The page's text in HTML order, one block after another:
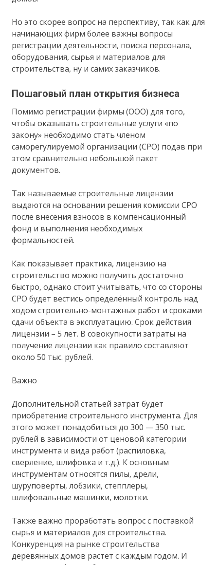
Но это скорее вопрос на перспективу, так как для
начинающих фирм более важны вопросы
регистрации деятельности, поиска персонала,
оборудования, сырья и материалов для
строительства, ну и самих заказчиков.
Пошаговый план открытия бизнеса
Помимо регистрации фирмы (ООО) для того,
чтобы оказывать строительные услуги «по
закону» необходимо стать членом
саморегулируемой организации (СРО) подав при
этом сравнительно небольшой пакет
документов.
Так называемые строительные лицензии
выдаются на основании решения комиссии СРО
после внесения взносов в компенсационный
фонд и выполнения необходимых
формальностей.
Как показывает практика, лицензию на
строительство можно получить достаточно
быстро, однако стоит учитывать, что со стороны
СРО будет вестись определённый контроль над
ходом строительно-монтажных работ и сроками
сдачи объекта в эксплуатацию. Срок действия
лицензии – 5 лет. В совокупности затраты на
получение лицензии как правило составляют
около 50 тыс. рублей.
Важно
Дополнительной статьей затрат будет
приобретение строительного инструмента. Для
этого может понадобиться до 300 — 350 тыс.
рублей в зависимости от ценовой категории
инструмента и вида работ (распиловка,
сверление, шлифовка и т.д.). К основным
инструментам относятся пилы, дрели,
шуруповерты, лобзики, степплеры,
шлифовальные машинки, молотки.
Также важно проработать вопрос с поставкой
сырья и материалов для строительства.
Конкуренция на рынке строительства
деревянных домов растет с каждым годом. И